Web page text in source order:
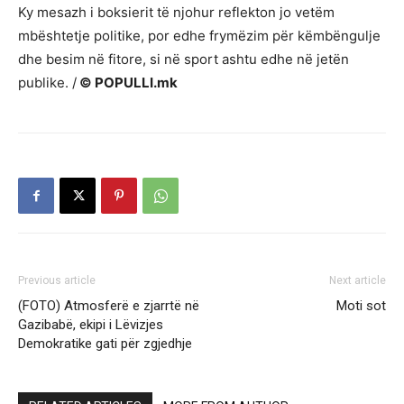
Ky mesazh i boksierit të njohur reflekton jo vetëm
mbështetje politike, por edhe frymëzim për këmbëngulje
dhe besim në fitore, si në sport ashtu edhe në jetën
publike. / © POPULLI.mk
Previous article
(FOTO) Atmosferë e zjarrtë në
Gazibabë, ekipi i Lëvizjes
Demokratike gati për zgjedhje
Next article
Moti sot